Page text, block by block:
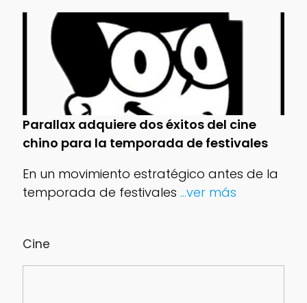
Cine
Parallax adquiere dos éxitos del cine
chino para la temporada de festivales
En un movimiento estratégico antes de la
temporada de festivales ...ver más